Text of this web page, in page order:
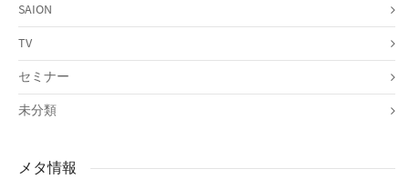
SAION
TV
セミナー
未分類
メタ情報